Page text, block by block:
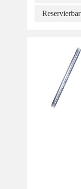
Reservierbar